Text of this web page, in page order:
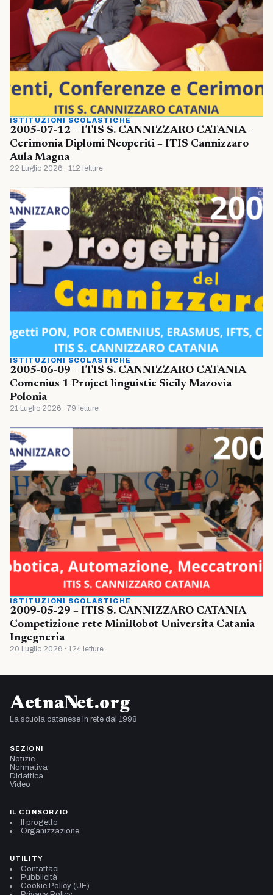
ISTITUZIONI SCOLASTICHE
2005-07-12 – ITIS S. CANNIZZARO CATANIA –
Cerimonia Diplomi Neoperiti – ITIS Cannizzaro
Aula Magna
22 Luglio 2026 · 112 letture
ISTITUZIONI SCOLASTICHE
2005-06-09 – ITIS S. CANNIZZARO CATANIA
Comenius 1 Project linguistic Sicily Mazovia
Polonia
21 Luglio 2026 · 79 letture
ISTITUZIONI SCOLASTICHE
2009-05-29 – ITIS S. CANNIZZARO CATANIA
Competizione rete MiniRobot Universita Catania
Ingegneria
20 Luglio 2026 · 124 letture
AetnaNet.org
La scuola catanese in rete dal 1998
SEZIONI
Notizie
Normativa
Didattica
Video
IL CONSORZIO
Il progetto
Organizzazione
UTILITY
Contattaci
Pubblicità
Cookie Policy (UE)